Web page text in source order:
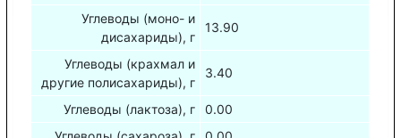
Углеводы (моно- и
дисахариды), г
13.90
Углеводы (крахмал и
другие полисахариды), г
3.40
Углеводы (лактоза), г
0.00